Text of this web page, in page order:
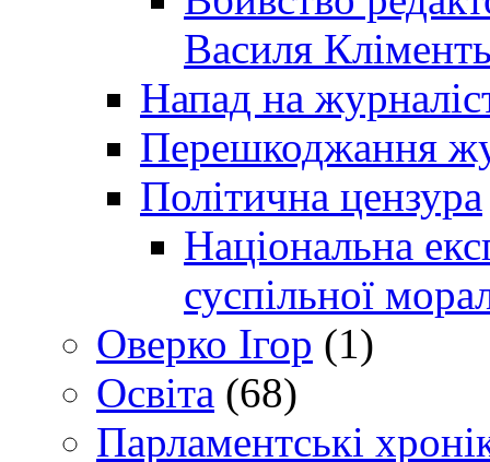
Василя
Напад на
Перешкоджання
Політична цензура
Національна
суспільної
Оверко Ігор (1)
Освіта (68)
Парламентські